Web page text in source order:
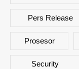
Pers Release
Prosesor
Security